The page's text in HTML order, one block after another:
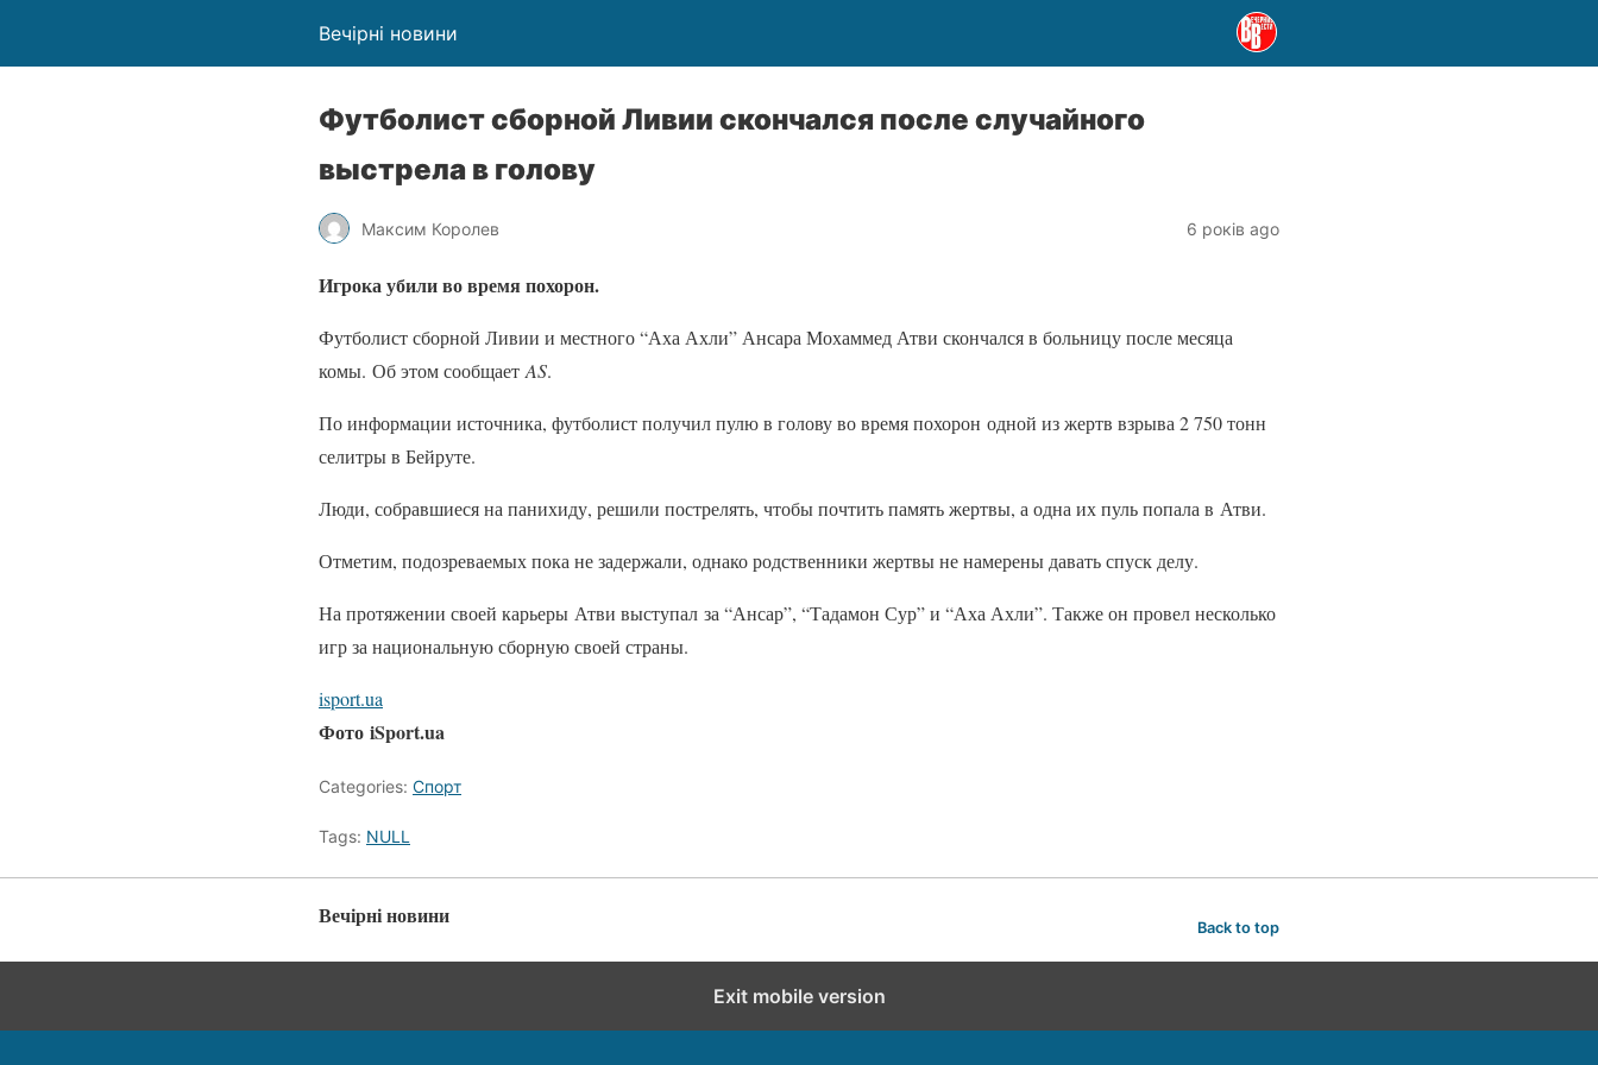
Вечірні новини
Футболист сборной Ливии скончался после случайного
выстрела в голову
Максим Королев 6 років ago
Игрока убили во время похорон.
Футболист сборной Ливии и местного “Аха Ахли” Ансара Мохаммед Атви скончался в больницу после месяца
комы. Об этом сообщает AS.
По информации источника, футболист получил пулю в голову во время похорон одной из жертв взрыва 2 750 тонн
селитры в Бейруте.
Люди, собравшиеся на панихиду, решили пострелять, чтобы почтить память жертвы, а одна их пуль попала в Атви.
Отметим, подозреваемых пока не задержали, однако родственники жертвы не намерены давать спуск делу.
На протяжении своей карьеры Атви выступал за “Ансар”, “Тадамон Сур” и “Аха Ахли”. Также он провел несколько
игр за национальную сборную своей страны.
isport.ua
Фото iSport.ua
Categories: Спорт
Tags: NULL
Вечірні новини Back to top
Exit mobile version